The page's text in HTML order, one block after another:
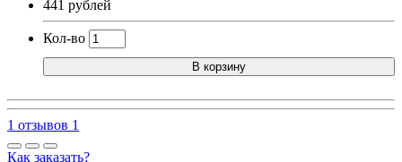
441 рублей
Кол-во
В корзину
1 отзывов 1
Как заказать?